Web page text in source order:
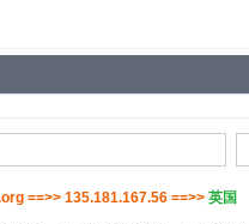
==>> 135.181.167.56 ==>> 英国